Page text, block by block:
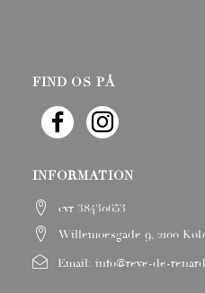
FIND OS PÅ
INFORMATION
cvr 38430653
Willemoesgade 9, 2100
Email: info@reve-de-